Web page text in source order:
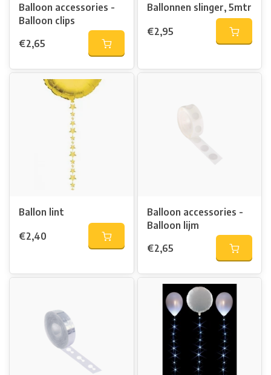
Balloon accessories -
Balloon clips
€2,65
Ballonnen slinger, 5mtr
€2,95
Ballon lint
€2,40
Balloon accessories -
Balloon lijm
€2,65